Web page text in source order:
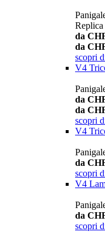
Replica
da
da
scopri
V4
da
da
scopri
V4
da
scopri
V4
da
scopri